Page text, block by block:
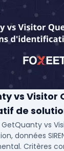
vs Visitor
de
vs
données
Critères